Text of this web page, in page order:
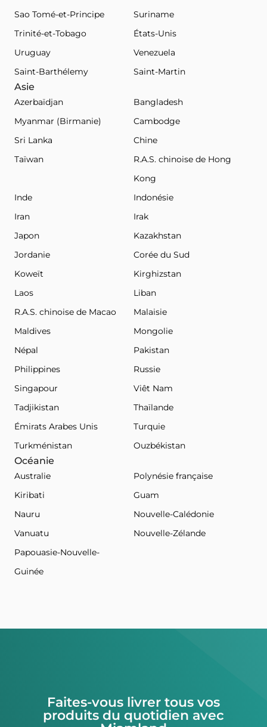
Sao Tomé-et-Principe
Suriname
Trinité-et-Tobago
États-Unis
Uruguay
Venezuela
Saint-Barthélemy
Saint-Martin
Asie
Azerbaïdjan
Bangladesh
Myanmar (Birmanie)
Cambodge
Sri Lanka
Chine
Taïwan
R.A.S. chinoise de Hong
Kong
Inde
Indonésie
Iran
Irak
Japon
Kazakhstan
Jordanie
Corée du Sud
Koweït
Kirghizstan
Laos
Liban
R.A.S. chinoise de Macao
Malaisie
Maldives
Mongolie
Népal
Pakistan
Philippines
Russie
Singapour
Viêt Nam
Tadjikistan
Thaïlande
Émirats Arabes Unis
Turquie
Turkménistan
Ouzbékistan
Océanie
Australie
Polynésie française
Kiribati
Guam
Nauru
Nouvelle-Calédonie
Vanuatu
Nouvelle-Zélande
Papouasie-Nouvelle-
Guinée
Faites-vous livrer tous vos
produits du quotidien avec